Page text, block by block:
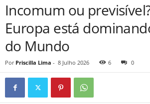
Incomum ou
Europa está
do Mundo
Por Priscilla Lima - 8 Julho 2026 6 0